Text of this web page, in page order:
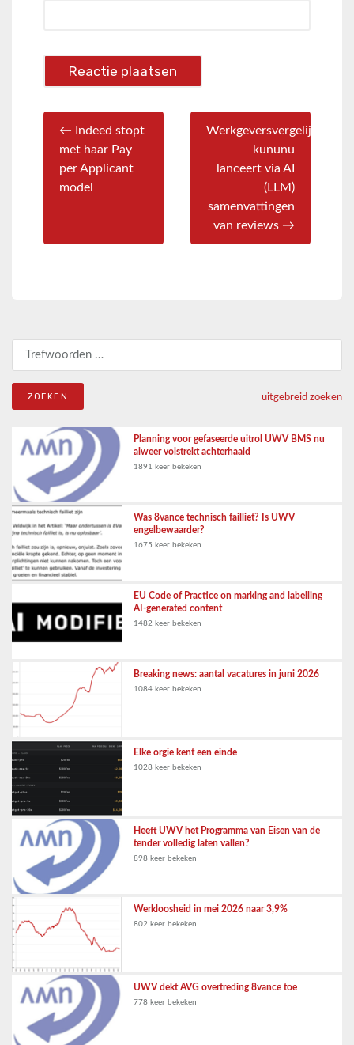
← Indeed stopt
met haar Pay
per Applicant
model
Werkgeversvergelijker
kununu
lanceert via AI
(LLM)
samenvattingen
van reviews →
Zoeken naar:
uitgebreid zoeken
Planning voor gefaseerde uitrol UWV BMS nu
alweer volstrekt achterhaald
1891 keer bekeken
Was 8vance technisch failliet? Is UWV
engelbewaarder?
1675 keer bekeken
EU Code of Practice on marking and labelling
AI-generated content
1482 keer bekeken
Breaking news: aantal vacatures in juni 2026
1084 keer bekeken
Elke orgie kent een einde
1028 keer bekeken
Heeft UWV het Programma van Eisen van de
tender volledig laten vallen?
898 keer bekeken
Werkloosheid in mei 2026 naar 3,9%
802 keer bekeken
UWV dekt AVG overtreding 8vance toe
778 keer bekeken